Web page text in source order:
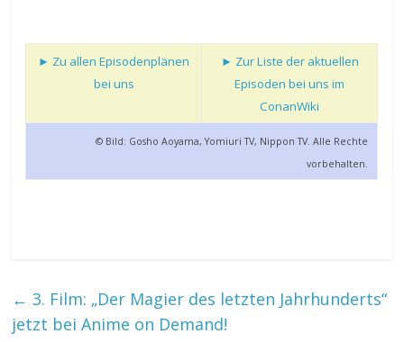
► Zu allen Episodenplänen
bei uns
► Zur Liste der aktuellen
Episoden bei uns im
ConanWiki
© Bild: Gosho Aoyama, Yomiuri TV, Nippon TV. Alle Rechte
vorbehalten.
← 3. Film: „Der Magier des letzten Jahrhunderts“
jetzt bei Anime on Demand!